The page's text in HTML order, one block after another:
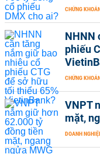
CHỨNG
NHNN
phiếu
CHỨNG
VNPT
mặt,
DOANH